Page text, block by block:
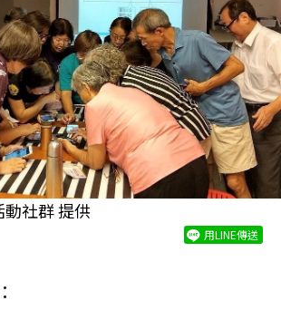
社群 提供
用LINE傳送